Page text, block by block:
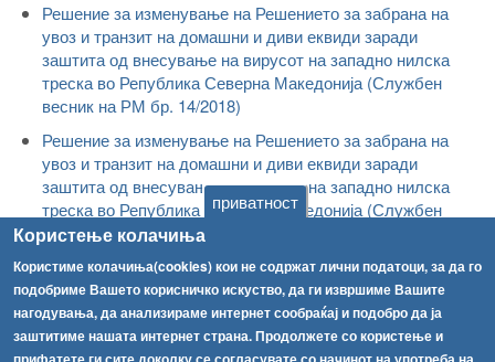
приватност
Користење колачиња
Користиме колачиња(cookies) кои не содржат лични податоци, за да го
подобриме Вашето корисничко искуство, да ги извршиме Вашите
нагодувања, да анализираме интернет сообраќај и подобро да ја
заштитиме нашата интернет страна. Продолжете со користење и
Решение за изменување на Решението за забрана на
увоз и транзит на домашни и диви еквиди заради
заштита од внесување на вирусот на западно нилска
треска во Република Северна Македонија (Службен
весник на РМ бр. 14/2018)
Решение за изменување на Решението за забрана на
увоз и транзит на домашни и диви еквиди заради
заштита од внесување на вирусот на западно нилска
треска во Република Северна Македонија (Службен
весник на РМ бр. 159/2018)
Решение за изменување на Решението за забрана на
увоз и транзит на домашни и диви еквиди заради
заштита од внесување на вирусот на западно нилска
треска во Република Северна Македонија (Службен